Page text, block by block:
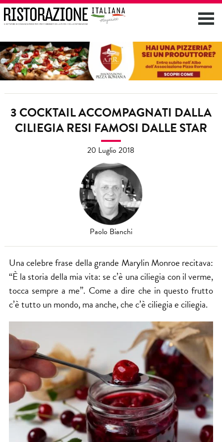
3 COCKTAIL ACCOMPAGNATI DALLA
CILIEGIA RESI FAMOSI DALLE STAR
20 Luglio 2018
Paolo Bianchi
Una celebre frase della grande Marylin Monroe recitava:
“È la storia della mia vita: se c’è una ciliegia con il verme,
tocca sempre a me”. Come a dire che in questo frutto
c’è tutto un mondo, ma anche, che c’è ciliegia e ciliegia.